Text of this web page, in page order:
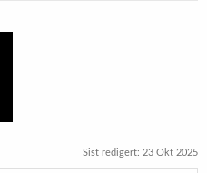
Sist redigert: 23 Okt 2025